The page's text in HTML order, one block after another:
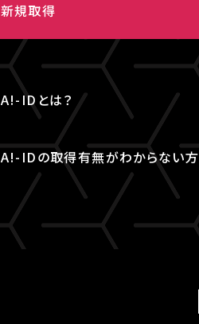
新規取得
A!-IDとは？
A!-IDの取得有無がわからない方